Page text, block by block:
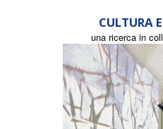
CULTURA
una ricerca in